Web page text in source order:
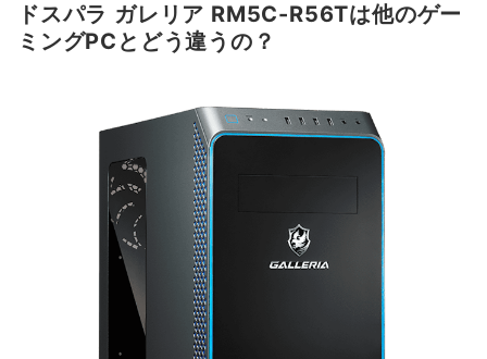
ドスパラ ガレリア RM5C-R56Tは他のゲー
ミングPCとどう違うの？